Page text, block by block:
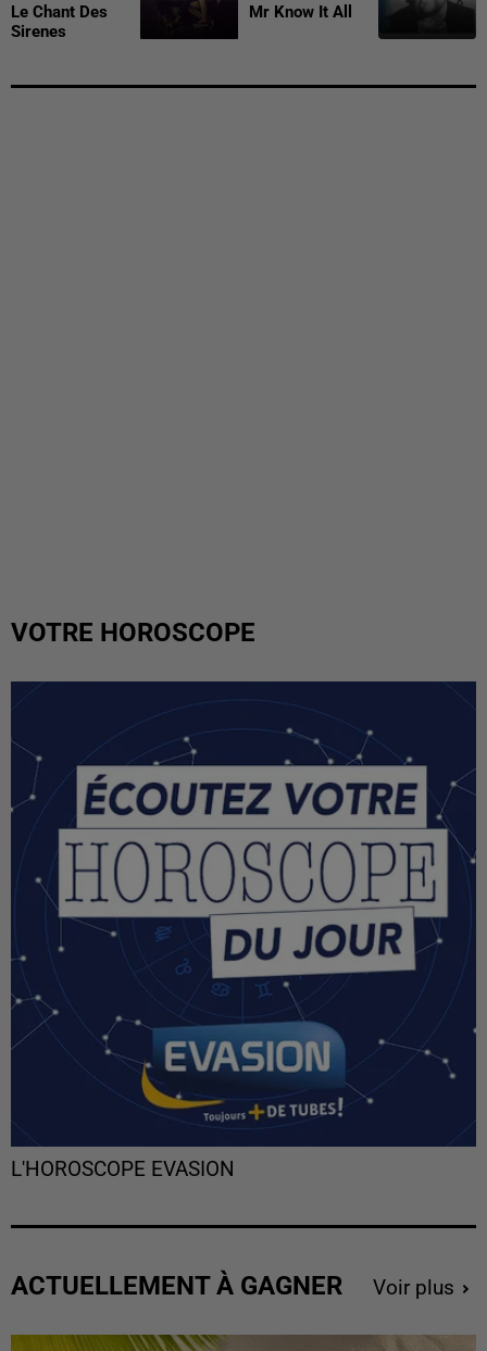
Le Chant Des
Sirenes
Mr Know It All
VOTRE HOROSCOPE
L'HOROSCOPE EVASION
ACTUELLEMENT À GAGNER Voir plus